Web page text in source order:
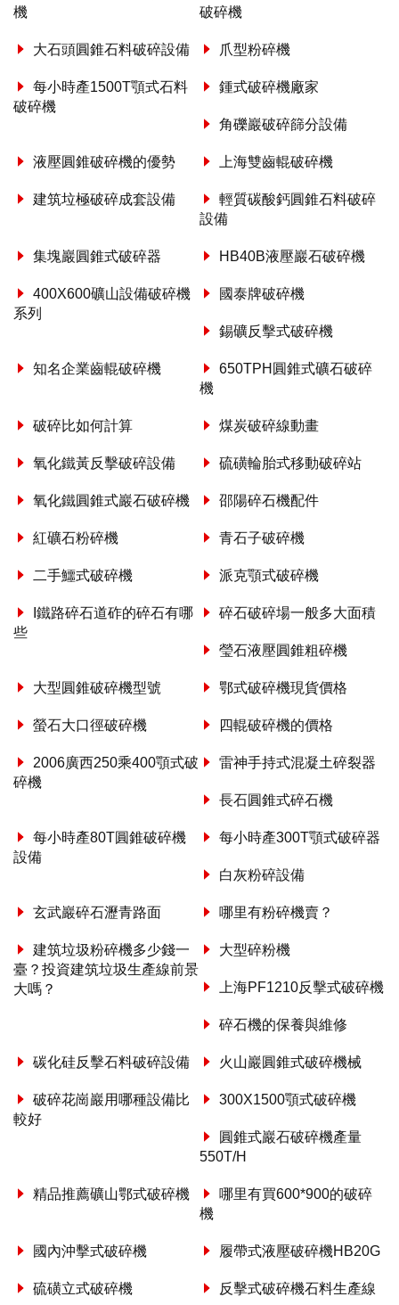
機
破碎機
大石頭圓錐石料破碎設備 爪型粉碎機
每小時產1500T顎式石料
破碎機
鍾式破碎機廠家
角礫巖破碎篩分設備
液壓圓錐破碎機的優勢 上海雙齒輥破碎機
建筑垃極破碎成套設備
輕質碳酸鈣圓錐石料破碎
設備
集塊巖圓錐式破碎器 HB40B液壓巖石破碎機
400X600礦山設備破碎機
系列
國泰牌破碎機
錫礦反擊式破碎機
知名企業齒輥破碎機
650TPH圓錐式礦石破碎
機
破碎比如何計算 煤炭破碎線動畫
氧化鐵黃反擊破碎設備 硫磺輪胎式移動破碎站
氧化鐵圓錐式巖石破碎機 邵陽碎石機配件
紅礦石粉碎機 青石子破碎機
二手鱷式破碎機 派克顎式破碎機
I鐵路碎石道砟的碎石有哪
些
碎石破碎場一般多大面積
瑩石液壓圓錐粗碎機
大型圓錐破碎機型號 鄂式破碎機現貨價格
螢石大口徑破碎機 四輥破碎機的價格
2006廣西250乘400顎式破
碎機
雷神手持式混凝土碎裂器
長石圓錐式碎石機
每小時產80T圓錐破碎機
設備
每小時產300T顎式破碎器
白灰粉碎設備
玄武巖碎石瀝青路面 哪里有粉碎機賣？
建筑垃圾粉碎機多少錢一
臺？投資建筑垃圾生產線前景
大嗎？
大型碎粉機
上海PF1210反擊式破碎機
碎石機的保養與維修
碳化硅反擊石料破碎設備 火山巖圓錐式破碎機械
破碎花崗巖用哪種設備比
較好
300X1500顎式破碎機
圓錐式巖石破碎機產量
550T/H
精品推薦礦山鄂式破碎機
哪里有買600*900的破碎
機
國內沖擊式破碎機 履帶式液壓破碎機HB20G
硫磺立式破碎機 反擊式破碎機石料生產線